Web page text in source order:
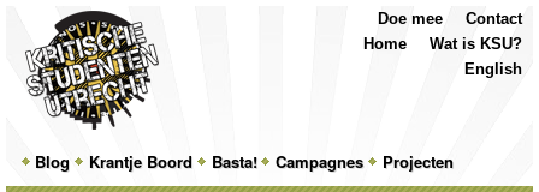
MainSkip
Skip
Blog Krantje Boord Basta! Campagnes
Projecten
Contact
Doe mee
Wat is KSU?
Home
English